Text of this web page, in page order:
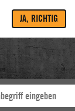
JA, RICHTIG